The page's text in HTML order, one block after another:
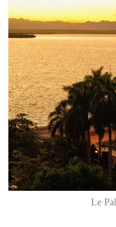
Le